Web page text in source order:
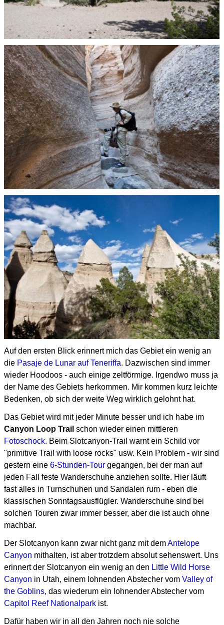
Auf den ersten Blick erinnert mich das Gebiet ein wenig an
die Pasaje de Lunar auf Teneriffa. Dazwischen sind immer
wieder Hoodoos - auch einige zeltförmige. Irgendwo muss ja
der Name des Gebiets herkommen. Mir kommen kurz leichte
Bedenken, ob sich der weite Weg wirklich gelohnt hat.
Das Gebiet wird mit jeder Minute besser und ich habe im
Canyon Loop Trail schon wieder einen mittleren
Fotoschock. Beim Slotcanyon-Trail warnt ein Schild vor
"primitive Trail with loose rocks" usw. Kein Problem - wir sind
gestern eine 6-Stunden-Tour gegangen, bei der man auf
jeden Fall feste Wanderschuhe anziehen sollte. Hier läuft
fast alles in Turnschuhen und Sandalen rum - eben die
klassischen Sonntagsausflügler. Wanderschuhe sind bei
solchen Touren zwar immer besser, aber die ist auch ohne
machbar.
Der Slotcanyon kann zwar nicht ganz mit demAntelope
Canyon mithalten, ist aber trotzdem absolut sehenswert. Uns
erinnert der Slotcanyon ein wenig an den Little Wild Horse
Canyon in Utah, einem lohnenden Abstecher vom Valley of
the Goblins, das wiederum ein lohnender Abstecher vom
Capitol Reef Nationalpark ist.
Dafür haben wir in all den Jahren noch nie solche